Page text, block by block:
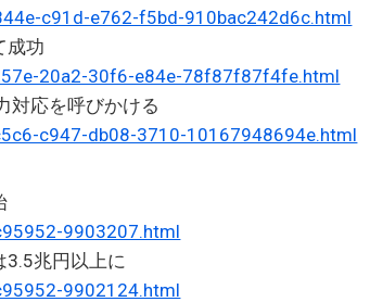
c91d-e762-f5bd-910bac242d6c.html
成功
20a2-30f6-e84e-78f87f87f4fe.html
対応を呼びかける
c947-db08-3710-10167948694e.html
9903207.html
3.5兆円以上に
9902124.html